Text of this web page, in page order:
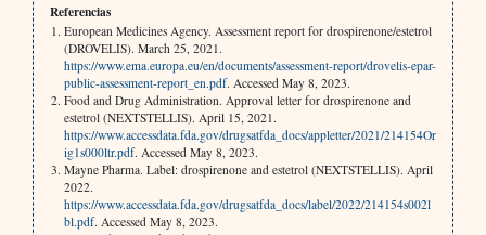
Referencias
European Medicines Agency. Assessment report for drospirenone/estetrol
(DROVELIS). March 25, 2021.
https://www.ema.europa.eu/en/documents/assessment-report/drovelis-epar-
public-assessment-report_en.pdf. Accessed May 8, 2023.
Food and Drug Administration. Approval letter for drospirenone and
estetrol (NEXTSTELLIS). April 15, 2021.
https://www.accessdata.fda.gov/drugsatfda_docs/appletter/2021/214154Or
ig1s000ltr.pdf. Accessed May 8, 2023.
Mayne Pharma. Label: drospirenone and estetrol (NEXTSTELLIS). April
2022.
https://www.accessdata.fda.gov/drugsatfda_docs/label/2022/214154s002l
bl.pdf. Accessed May 8, 2023.